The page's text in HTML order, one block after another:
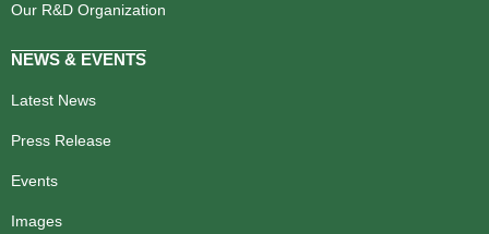
Our R&D Organization
NEWS & EVENTS
Latest News
Press Release
Events
Images